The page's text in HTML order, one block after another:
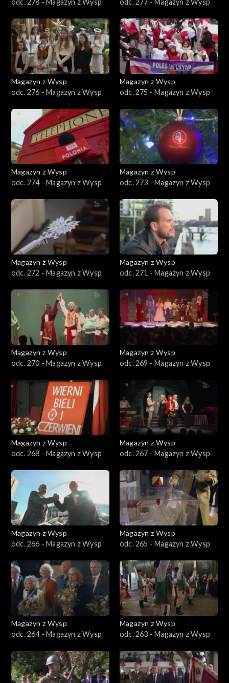
odc. 278 - Magazyn z Wysp odc. 277 - Magazyn z Wysp
Magazyn z Wysp
odc. 276 - Magazyn z Wysp
Magazyn z Wysp
odc. 275 - Magazyn z Wysp
Magazyn z Wysp
odc. 274 - Magazyn z Wysp
Magazyn z Wysp
odc. 273 - Magazyn z Wysp
Magazyn z Wysp
odc. 272 - Magazyn z Wysp
Magazyn z Wysp
odc. 271 - Magazyn z Wysp
Magazyn z Wysp
odc. 270 - Magazyn z Wysp
Magazyn z Wysp
odc. 269 - Magazyn z Wysp
Magazyn z Wysp
odc. 268 - Magazyn z Wysp
Magazyn z Wysp
odc. 267 - Magazyn z Wysp
Magazyn z Wysp
odc. 266 - Magazyn z Wysp
Magazyn z Wysp
odc. 265 - Magazyn z Wysp
Magazyn z Wysp
odc. 264 - Magazyn z Wysp
Magazyn z Wysp
odc. 263 - Magazyn z Wysp